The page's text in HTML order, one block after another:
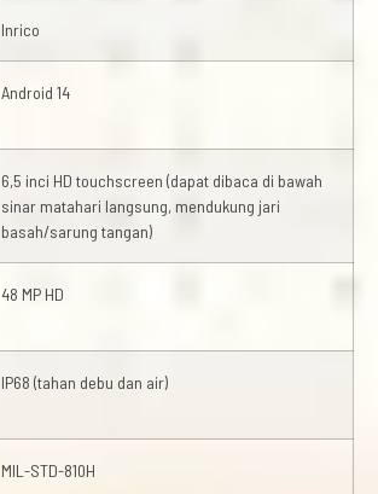
Inrico
Android 14
6,5 inci HD touchscreen (dapat dibaca di bawah
sinar matahari langsung, mendukung jari
basah/sarung tangan)
48 MP HD
IP68 (tahan debu dan air)
MIL-STD-810H